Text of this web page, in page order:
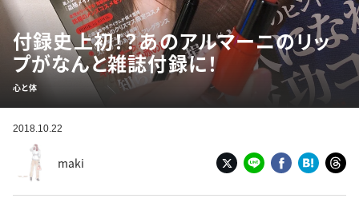
付録史上初！？あのアルマーニのリッ
プがなんと雑誌付録に！
心と体
2018.10.22
maki